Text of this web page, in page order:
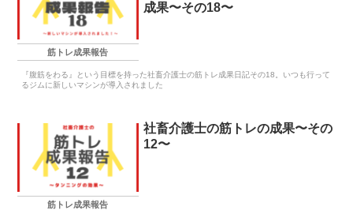
筋トレ成果報告
成果〜その18〜
『腹筋をわる』という目標を持った社畜介護士の筋トレ成果日記その18。いつも行って
るジムに新しいマシンが導入されました
筋トレ成果報告
社畜介護士の筋トレの成果〜その
12〜